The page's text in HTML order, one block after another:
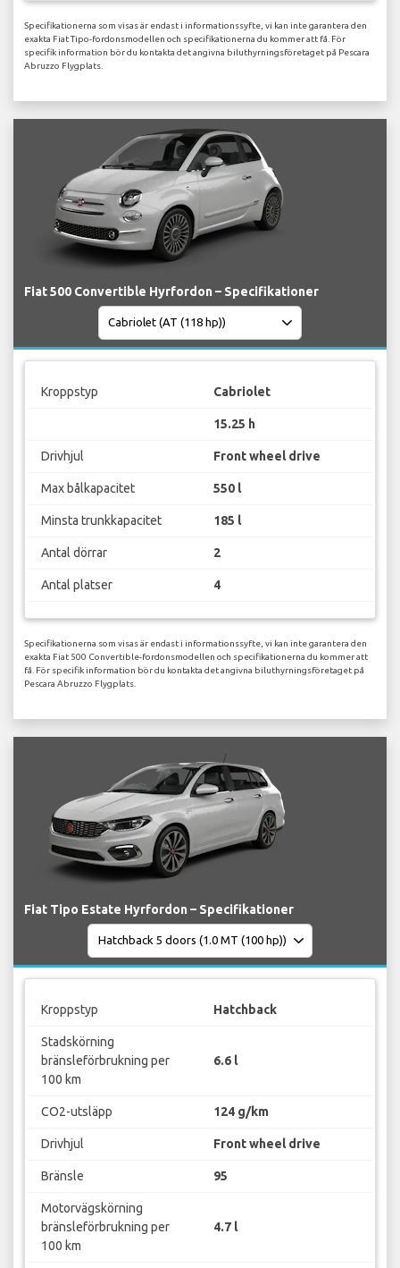
Specifikationerna som visas är endast i informationssyfte, vi kan inte garantera den
exakta Fiat Tipo-fordonsmodellen och specifikationerna du kommer att få. För
specifik information bör du kontakta det angivna biluthyrningsföretaget på Pescara
Abruzzo Flygplats.
Fiat 500 Convertible Hyrfordon – Specifikationer
Kroppstyp Cabriolet
15.25 h
Drivhjul Front wheel drive
Max bålkapacitet 550 l
Minsta trunkkapacitet 185 l
Antal dörrar 2
Antal platser 4
Specifikationerna som visas är endast i informationssyfte, vi kan inte garantera den
exakta Fiat 500 Convertible-fordonsmodellen och specifikationerna du kommer att
få. För specifik information bör du kontakta det angivna biluthyrningsföretaget på
Pescara Abruzzo Flygplats.
Fiat Tipo Estate Hyrfordon – Specifikationer
Kroppstyp Hatchback
Stadskörning
bränsleförbrukning per
100 km
6.6 l
CO2-utsläpp 124 g/km
Drivhjul Front wheel drive
Bränsle 95
Motorvägskörning
bränsleförbrukning per
100 km
4.7 l